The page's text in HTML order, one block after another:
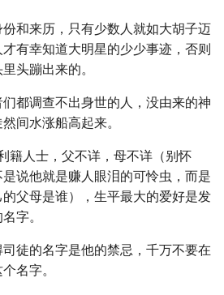
和来历，只有少数人就如大胡子迈
有幸知道大明星的少少事迹，否则
头蹦出来的。
都调查不出身世的人，没由来的神
间水涨船高起来。
籍人士，父不详，母不详（别怀
说他就是赚人眼泪的可怜虫，而是
父母是谁），生平最大的爱好是发
字。
徒的名字是他的禁忌，千万不要在
名字。